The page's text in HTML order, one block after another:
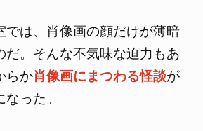
では、肖像画の顔だけが薄暗
だ。そんな不気味な迫力もあ
らか肖像画にまつわる怪談が
った。